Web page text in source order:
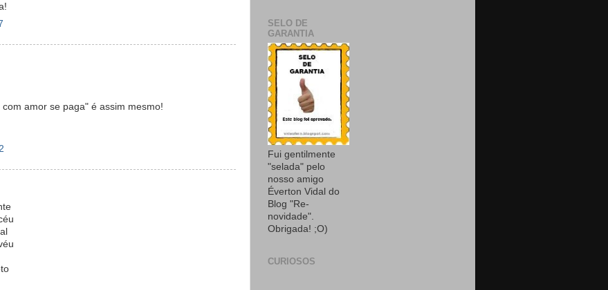
amor se paga" é assim mesmo!
SELO DE
GARANTIA
Fui gentilmente
"selada" pelo
nosso amigo
Éverton Vidal do
Blog "Re-
novidade".
Obrigada! ;O)
CURIOSOS